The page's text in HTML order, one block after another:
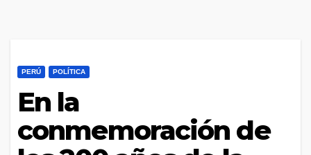
PERÚ POLÍTICA
En la
conmemoración de